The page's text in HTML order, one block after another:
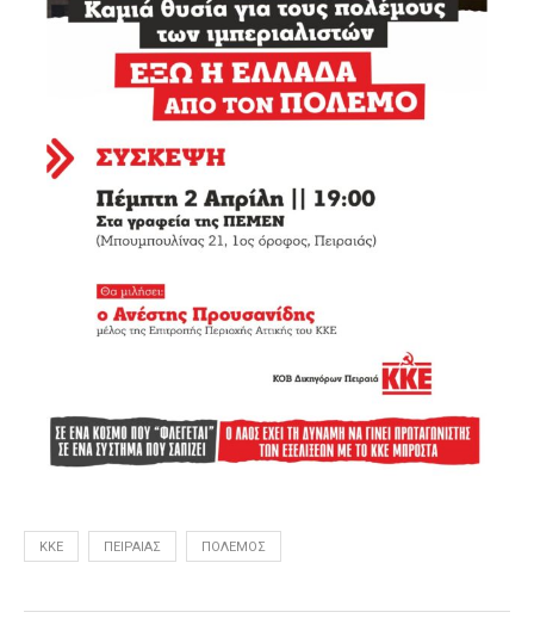
ΚΚΕ ΠΕΙΡΑΙΆΣ ΠΌΛΕΜΟΣ